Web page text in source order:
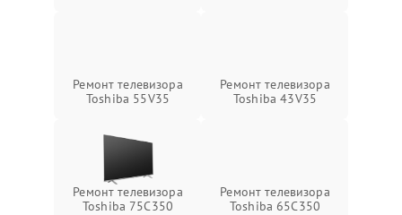
Ремонт телевизора
Toshiba 55V35
Ремонт телевизора
Toshiba 43V35
Ремонт телевизора
Toshiba 75C350
Ремонт телевизора
Toshiba 65C350